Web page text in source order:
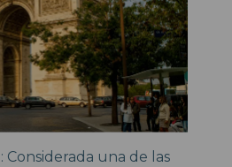
: Considerada una de las